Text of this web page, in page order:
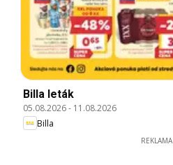
Billa leták
05.08.2026- 11.08.2026
Billa
REKLAMA